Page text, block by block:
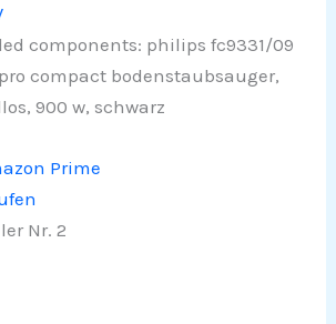
components: philips fc9331/09
compact bodenstaubsauger,
900 w, schwarz
Nr. 2